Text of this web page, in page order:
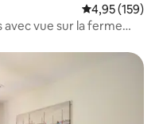
Évaluation
4,95 (159)
vue sur la ferme
appréciés